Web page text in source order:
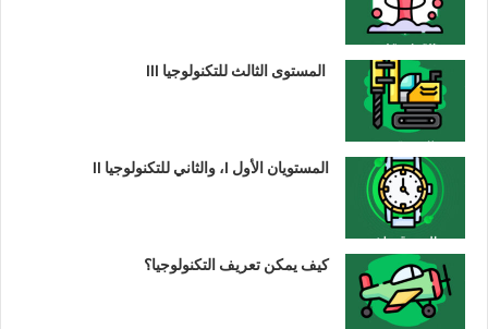
المستوى الثالث للتكنولوجيا III
المستويان الأول I، والثاني للتكنولوجيا II
كيف يمكن تعريف التكنولوجيا؟